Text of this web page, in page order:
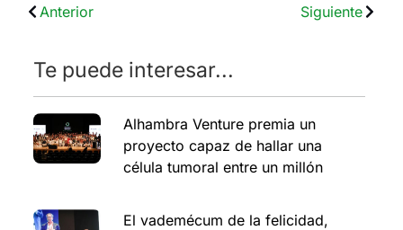
Anterior Siguiente
Te puede interesar...
Alhambra Venture premia un
proyecto capaz de hallar una
célula tumoral entre un millón
El vademécum de la felicidad,